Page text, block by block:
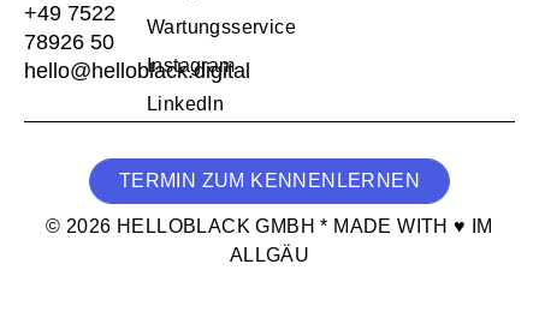
+49 7522
78926 50
hello@helloblack.digital
Wartungsservice
Instagram
LinkedIn
TERMIN ZUM KENNENLERNEN
© 2026 HELLOBLACK GMBH * MADE WITH ♥ IM
ALLGÄU